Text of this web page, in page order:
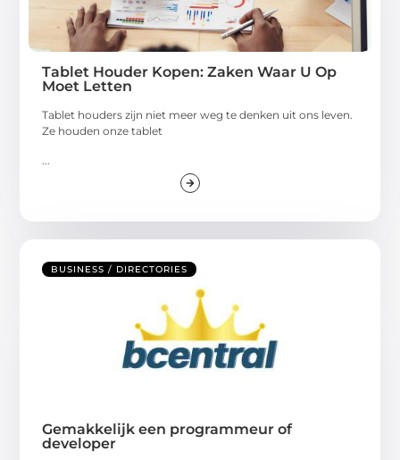
Tablet Houder Kopen: Zaken Waar U Op
Moet Letten
Tablet houders zijn niet meer weg te denken uit ons leven.
Ze houden onze tablet
BUSINESS / DIRECTORIES
Gemakkelijk een programmeur of
developer